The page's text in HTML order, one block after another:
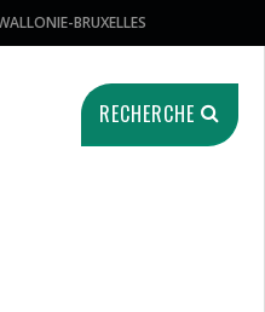
BRUXELLES
RECHERCHE